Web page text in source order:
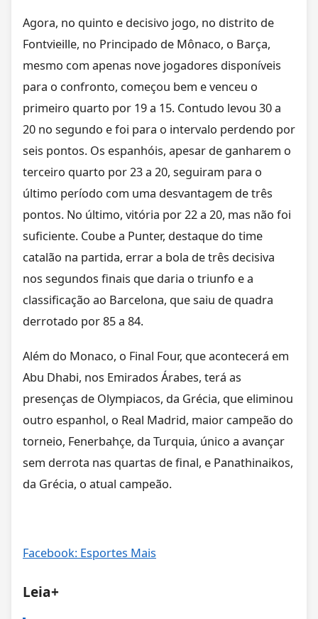
Agora, no quinto e decisivo jogo, no distrito de
Fontvieille, no Principado de Mônaco, o Barça,
mesmo com apenas nove jogadores disponíveis
para o confronto, começou bem e venceu o
primeiro quarto por 19 a 15. Contudo levou 30 a
20 no segundo e foi para o intervalo perdendo por
seis pontos. Os espanhóis, apesar de ganharem o
terceiro quarto por 23 a 20, seguiram para o
último período com uma desvantagem de três
pontos. No último, vitória por 22 a 20, mas não foi
suficiente. Coube a Punter, destaque do time
catalão na partida, errar a bola de três decisiva
nos segundos finais que daria o triunfo e a
classificação ao Barcelona, que saiu de quadra
derrotado por 85 a 84.
Além do Monaco, o Final Four, que acontecerá em
Abu Dhabi, nos Emirados Árabes, terá as
presenças de Olympiacos, da Grécia, que eliminou
outro espanhol, o Real Madrid, maior campeão do
torneio, Fenerbahçe, da Turquia, único a avançar
sem derrota nas quartas de final, e Panathinaikos,
da Grécia, o atual campeão.
Facebook: Esportes Mais
Leia+